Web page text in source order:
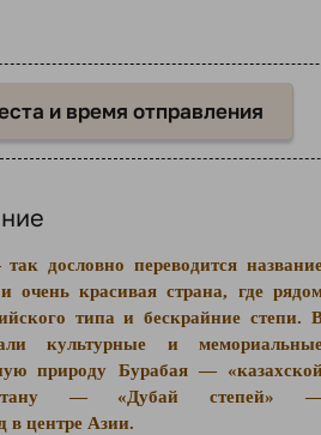
и время отправления
дословно переводится
очень красивая страна, где
типа и бескрайние степи.
культурные и
природу Бурабая —
— «Дубай степей»
в центре Азии.